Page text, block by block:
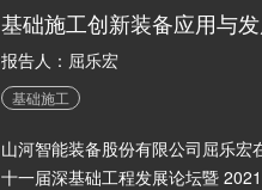
报告人：屈乐宏
基础施工
山河智能装备股份有限公司屈乐宏
十一届深基础工程发展论坛暨